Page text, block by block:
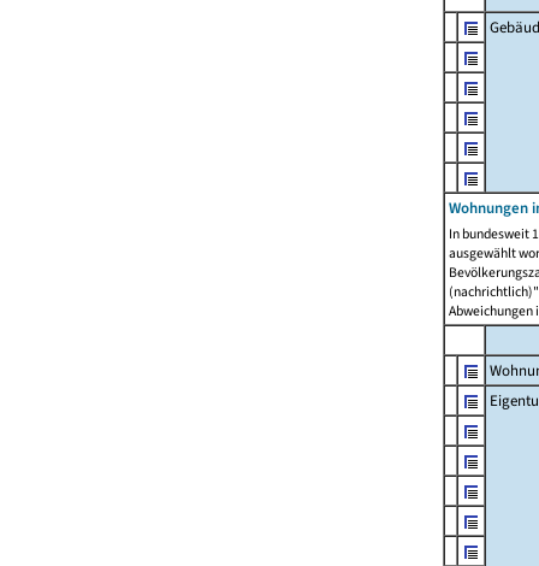
Wohnungen
In bundesweit
ausgewählt
Abweichungen